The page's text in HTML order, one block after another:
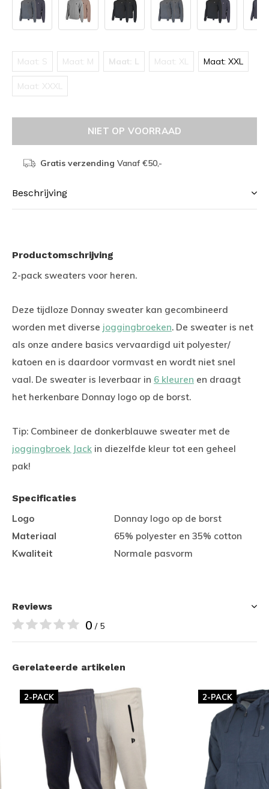
Maat: S Maat: M Maat: L Maat: XL Maat: XXL
Maat: XXXL
NIET OP VOORRAAD
Gratis verzending Vanaf €50,-
Beschrijving
Productomschrijving
2-pack sweaters voor heren.
Deze tijdloze Donnay sweater kan gecombineerd
worden met diverse joggingbroeken. De sweater is net
als onze andere basics vervaardigd uit polyester/
katoen en is daardoor vormvast en wordt niet snel
vaal. De sweater is leverbaar in 6 kleuren en draagt
het herkenbare Donnay logo op de borst.
Tip: Combineer de donkerblauwe sweater met de
joggingbroek Jack in diezelfde kleur tot een geheel
pak!
Specificaties
Logo
Donnay logo op de borst
Materiaal
65% polyester en 35% cotton
Kwaliteit
Normale pasvorm
Reviews
0 / 5
Gerelateerde artikelen
2-PACK 2-PACK